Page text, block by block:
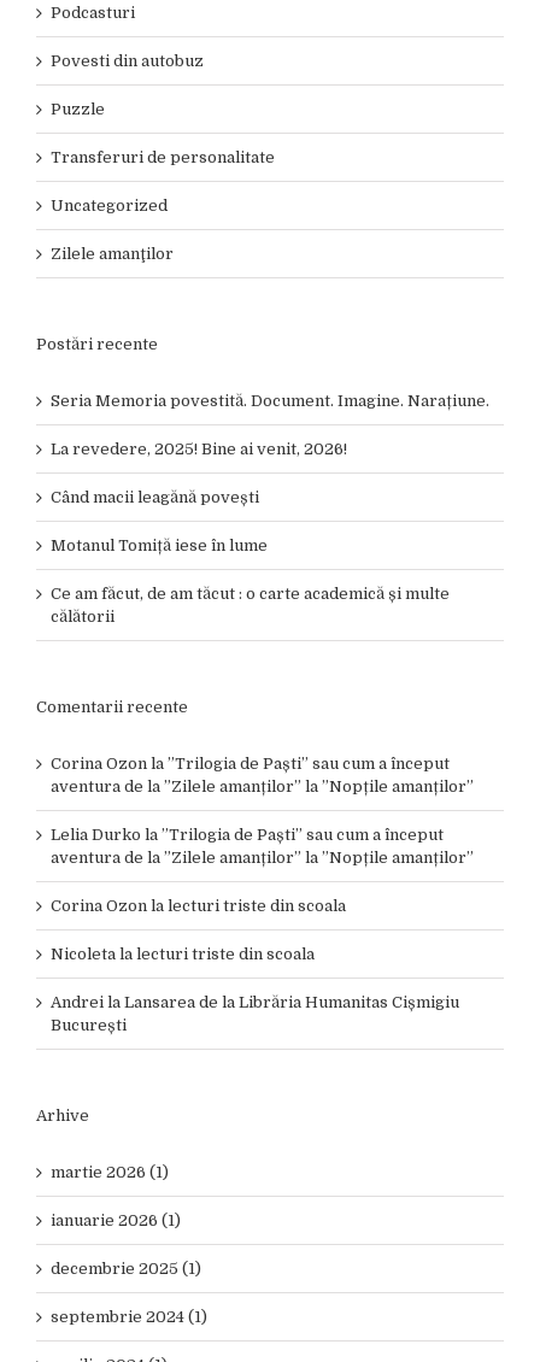
Podcasturi
Povesti din autobuz
Puzzle
Transferuri de personalitate
Uncategorized
Zilele amanţilor
Postări recente
Seria Memoria povestită. Document. Imagine. Narațiune.
La revedere, 2025! Bine ai venit, 2026!
Când macii leagănă povești
Motanul Tomiță iese în lume
Ce am făcut, de am tăcut : o carte academică și multe
călătorii
Comentarii recente
Corina Ozon la ”Trilogia de Paști” sau cum a început
aventura de la ”Zilele amanților” la ”Nopțile amanților”
Lelia Durko la ”Trilogia de Paști” sau cum a început
aventura de la ”Zilele amanților” la ”Nopțile amanților”
Corina Ozon la lecturi triste din scoala
Nicoleta la lecturi triste din scoala
Andrei la Lansarea de la Librăria Humanitas Cișmigiu
București
Arhive
martie 2026 (1)
ianuarie 2026 (1)
decembrie 2025 (1)
septembrie 2024 (1)